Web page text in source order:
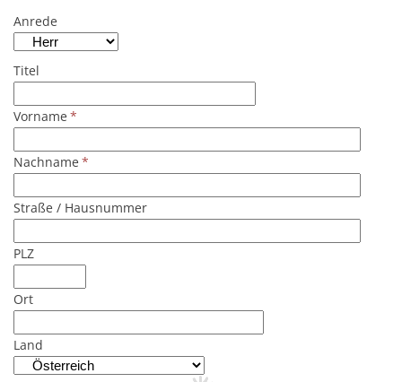
Horn
Klarinette
Querflöte
Saxophon
Schlagzeug
Trompete
Tuba
Kapellmeister
Stabführer
Obmann
Chronik
Anrede
Titel
Vorname *
Nachname *
Straße / Hausnummer
PLZ
Ort
Land